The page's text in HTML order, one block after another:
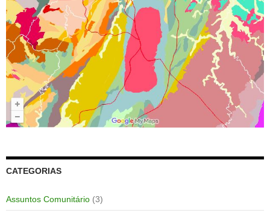
CATEGORIAS
Assuntos Comunitário (3)